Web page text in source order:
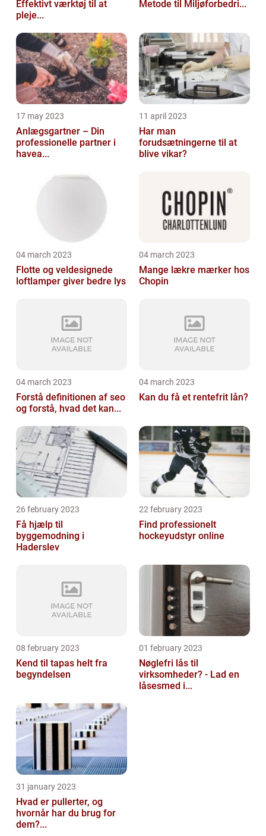
Effektivt værktøj til at
pleje...
Metode til Miljøforbedri...
17 may 2023
Anlægsgartner – Din
professionelle partner i
havea...
11 april 2023
Har man
forudsætningerne til at
blive vikar?
04 march 2023
Flotte og veldesignede
loftlamper giver bedre lys
04 march 2023
Mange lækre mærker hos
Chopin
04 march 2023
Forstå definitionen af seo
og forstå, hvad det kan...
04 march 2023
Kan du få et rentefrit lån?
26 february 2023
Få hjælp til
byggemodning i
Haderslev
22 february 2023
Find professionelt
hockeyudstyr online
08 february 2023
Kend til tapas helt fra
begyndelsen
01 february 2023
Nøglefri lås til
virksomheder? - Lad en
låsesmed i...
31 january 2023
Hvad er pullerter, og
hvornår har du brug for
dem?...